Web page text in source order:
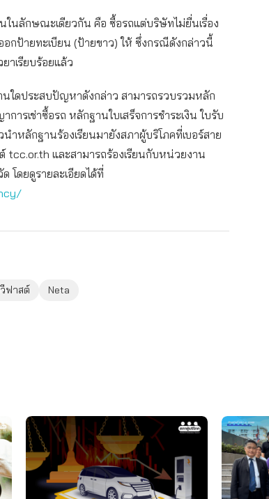
ในลักษณะเดียวกัน คือ ซื้อรถแต่บริษัทไม่ยื่นเรื่อง
กป้ายทะเบียน (ป้ายขาว) ให้ ซึ่งกรณีดังกล่าวนี้
าเรียบร้อยแล้ว
ใดประสบปัญหาดังกล่าว สามารถรวบรวมหลัก
รเช่าซื้อรถ หลักฐานใบเสร็จการชำระเงิน ใบรับ
ำหลักฐานร้องเรียนมายังสภาผู้บริโภคที่เบอร์สาย
tcc.or.th และสามารถร้องเรียนกับหน่วยงาน
โดยดูรายละเอียดได้ที่
ฟาสต์ Neta